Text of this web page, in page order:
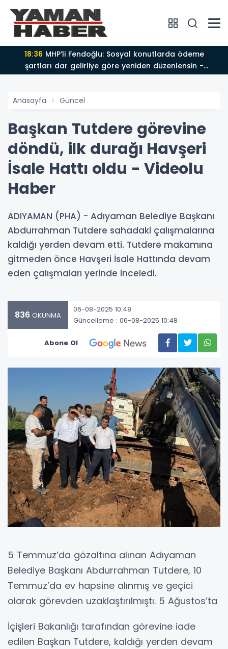
18:36
şartları dar gelirliye göre yeniden düzenlensin -
Videolu Haber
Anasayfa Güncel
Başkan Tutdere görevine
döndü, ilk durağı Havşeri
İsale Hattı oldu - Videolu
Haber
ADIYAMAN (PHA) - Adıyaman Belediye Başkanı
Abdurrahman Tutdere sahadaki çalışmalarına
kaldığı yerden devam etti. Tutdere makamına
gitmeden önce Havşeri İsale Hattında devam
eden çalışmaları yerinde inceledi.
836 OKUNMA
06-08-2025 10:48
Güncelleme : 06-08-2025 10:48
Abone Ol
5 Temmuz’da gözaltına alınan Adıyaman
Belediye Başkanı Abdurrahman Tutdere, 10
Temmuz’da ev hapsine alınmış ve geçici
olarak görevden uzaklaştırılmıştı. 5 Ağustos’ta
İçişleri Bakanlığı tarafından görevine iade
edilen Başkan Tutdere, kaldığı yerden devam